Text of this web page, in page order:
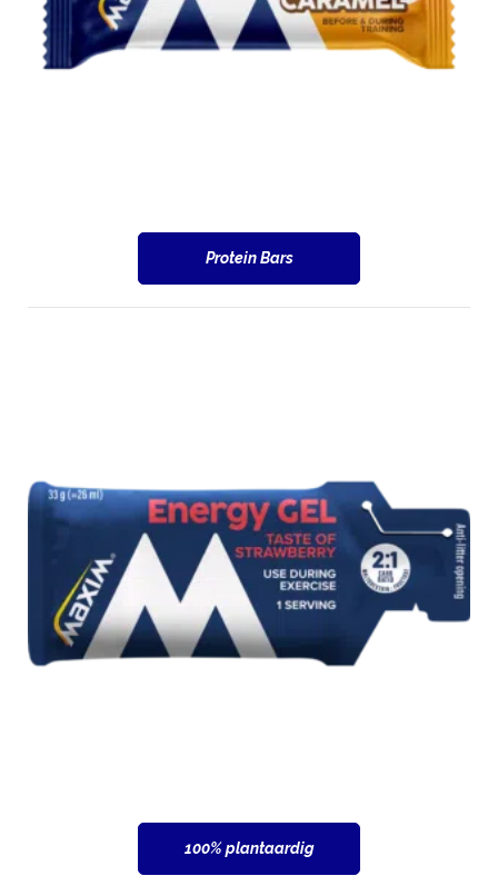
Protein Bars
100% plantaardig